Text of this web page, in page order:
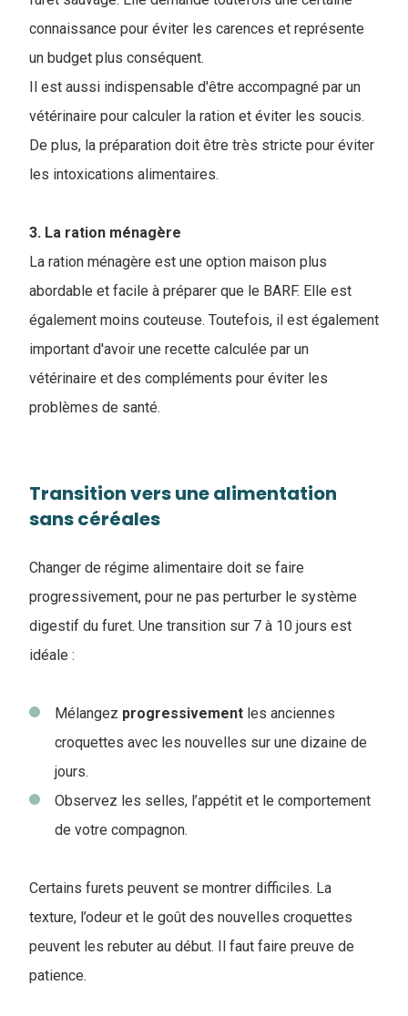
connaissance pour éviter les carences et représente
un budget plus conséquent.
Il est aussi indispensable d'être accompagné par un
vétérinaire pour calculer la ration et éviter les soucis.
De plus, la préparation doit être très stricte pour éviter
les intoxications alimentaires.
3. La ration ménagère
La ration ménagère est une option maison plus
abordable et facile à préparer que le BARF. Elle est
également moins couteuse. Toutefois, il est également
important d'avoir une recette calculée par un
vétérinaire et des compléments pour éviter les
problèmes de santé.
Transition vers une alimentation
sans céréales
Changer de régime alimentaire doit se faire
progressivement, pour ne pas perturber le système
digestif du furet. Une transition sur 7 à 10 jours est
idéale :
Mélangez progressivement les anciennes
croquettes avec les nouvelles sur une dizaine de
jours.
Observez les selles, l’appétit et le comportement
de votre compagnon.
Certains furets peuvent se montrer difficiles. La
texture, l’odeur et le goût des nouvelles croquettes
peuvent les rebuter au début. Il faut faire preuve de
patience.